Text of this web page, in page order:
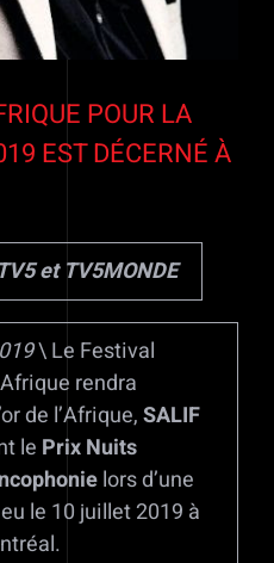
POUR LA
EST DÉCERNÉ À
et TV5MONDE
\ Le Festival
rendra
de l’Afrique,SALIF
le Prix Nuits
lors d’une
le 10 juillet 2019 à